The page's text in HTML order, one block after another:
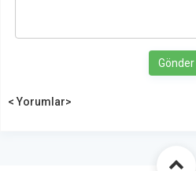
Gönder
< Yorumlar>